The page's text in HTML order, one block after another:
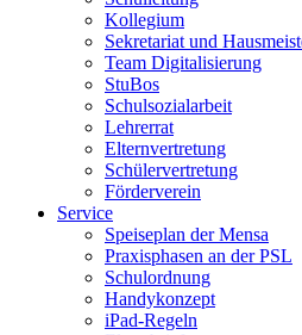
Kollegium
Sekretariat und
Team Digitalisierung
StuBos
Schulsozialarbeit
Lehrerrat
Elternvertretung
Schülervertretung
Förderverein
Service
Speiseplan der Mensa
Praxisphasen an der PSL
Schulordnung
Handykonzept
iPad-Regeln